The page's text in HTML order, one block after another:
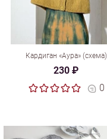
Кардиган «Аура» (схема)
230 ₽
0